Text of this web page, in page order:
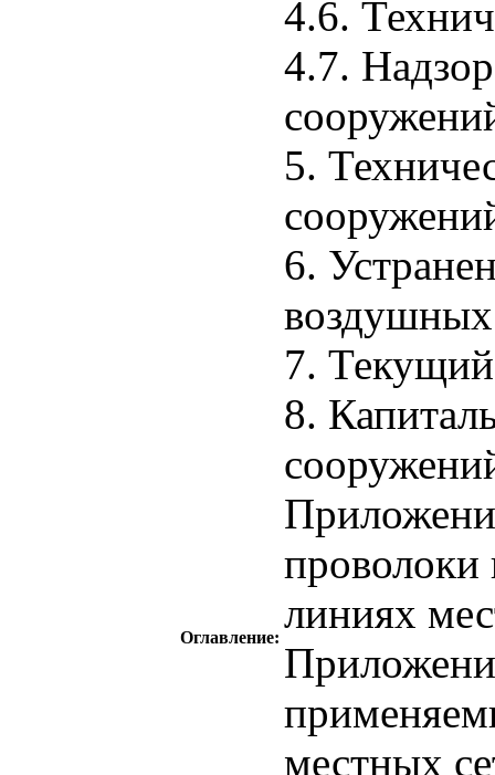
Оглавление:
4.6.
4.7.
5.
6.
7.
8.
линиях
местных